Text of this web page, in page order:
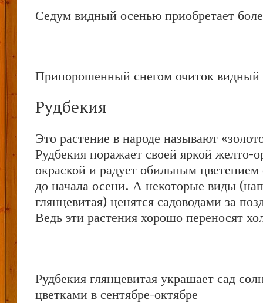
Седум видный осенью приобретает
Припорошенный снегом очиток
Рудбекия
Это растение в народе называют
Рудбекия поражает своей яркой желто-
окраской и радует обильным цветением
до начала осени. А некоторые виды
глянцевитая) ценятся садоводами за
Ведь эти растения хорошо переносят
Рудбекия глянцевитая украшает сад
цветками в сентябре-октябре